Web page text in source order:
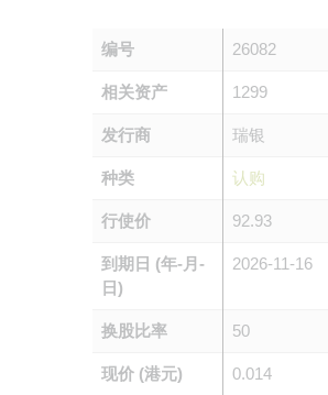
编号 26082
相关资产 1299
发行商 瑞银
种类 认购
行使价 92.93
到期日 (年-月-
日)
2026-11-16
换股比率 50
现价 (港元) 0.014